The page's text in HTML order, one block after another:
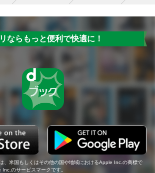
ならもっと便利で快適に！
、米国もしくはその他の国や地域におけるApple Inc.の商標で
のサービスマークです。